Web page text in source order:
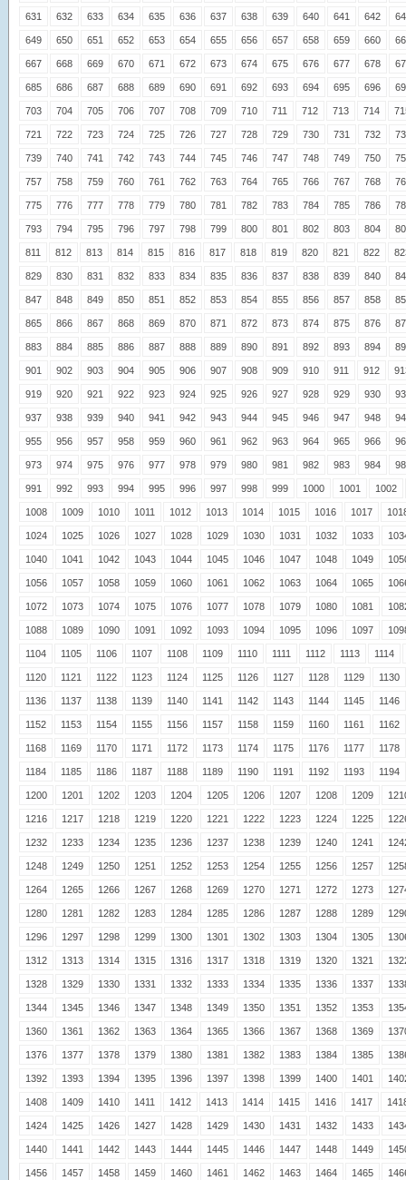
631 632 633 634 635 636 637 638 639 640 641 642
649 650 651 652 653 654 655 656 657 658 659 660
667 668 669 670 671 672 673 674 675 676 677 678
685 686 687 688 689 690 691 692 693 694 695 696
703 704 705 706 707 708 709 710 711 712 713 714
721 722 723 724 725 726 727 728 729 730 731 732
739 740 741 742 743 744 745 746 747 748 749 750
757 758 759 760 761 762 763 764 765 766 767 768
775 776 777 778 779 780 781 782 783 784 785 786
793 794 795 796 797 798 799 800 801 802 803 804
811 812 813 814 815 816 817 818 819 820 821 822
829 830 831 832 833 834 835 836 837 838 839 840
847 848 849 850 851 852 853 854 855 856 857 858
865 866 867 868 869 870 871 872 873 874 875 876
883 884 885 886 887 888 889 890 891 892 893 894
901 902 903 904 905 906 907 908 909 910 911 912
919 920 921 922 923 924 925 926 927 928 929 930
937 938 939 940 941 942 943 944 945 946 947 948
955 956 957 958 959 960 961 962 963 964 965 966
973 974 975 976 977 978 979 980 981 982 983 984
991 992 993 994 995 996 997 998 999 1000 1001 1002
1008 1009 1010 1011 1012 1013 1014 1015 1016 1017
1024 1025 1026 1027 1028 1029 1030 1031 1032 1033
1040 1041 1042 1043 1044 1045 1046 1047 1048 1049
1056 1057 1058 1059 1060 1061 1062 1063 1064 1065
1072 1073 1074 1075 1076 1077 1078 1079 1080 1081
1088 1089 1090 1091 1092 1093 1094 1095 1096 1097
1104 1105 1106 1107 1108 1109 1110 1111 1112 1113 1114
1120 1121 1122 1123 1124 1125 1126 1127 1128 1129 1130
1136 1137 1138 1139 1140 1141 1142 1143 1144 1145 1146
1152 1153 1154 1155 1156 1157 1158 1159 1160 1161 1162
1168 1169 1170 1171 1172 1173 1174 1175 1176 1177 1178
1184 1185 1186 1187 1188 1189 1190 1191 1192 1193 1194
1200 1201 1202 1203 1204 1205 1206 1207 1208 1209
1216 1217 1218 1219 1220 1221 1222 1223 1224 1225
1232 1233 1234 1235 1236 1237 1238 1239 1240 1241
1248 1249 1250 1251 1252 1253 1254 1255 1256 1257
1264 1265 1266 1267 1268 1269 1270 1271 1272 1273
1280 1281 1282 1283 1284 1285 1286 1287 1288 1289
1296 1297 1298 1299 1300 1301 1302 1303 1304 1305
1312 1313 1314 1315 1316 1317 1318 1319 1320 1321
1328 1329 1330 1331 1332 1333 1334 1335 1336 1337
1344 1345 1346 1347 1348 1349 1350 1351 1352 1353
1360 1361 1362 1363 1364 1365 1366 1367 1368 1369
1376 1377 1378 1379 1380 1381 1382 1383 1384 1385
1392 1393 1394 1395 1396 1397 1398 1399 1400 1401
1408 1409 1410 1411 1412 1413 1414 1415 1416 1417
1424 1425 1426 1427 1428 1429 1430 1431 1432 1433
1440 1441 1442 1443 1444 1445 1446 1447 1448 1449
1456 1457 1458 1459 1460 1461 1462 1463 1464 1465